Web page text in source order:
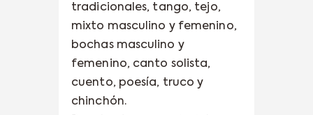
tradicionales, tango, tejo,
mixto masculino y femenino,
bochas masculino y
femenino, canto solista,
cuento, poesía, truco y
chinchón.